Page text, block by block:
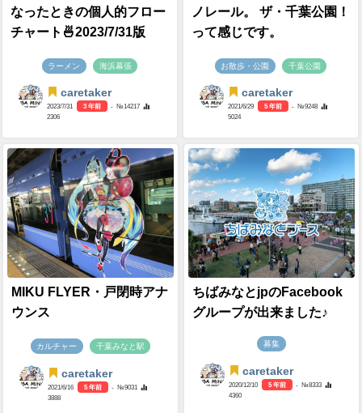
なったときの個人的フロー
チャート🍜2023/7/31版
ラーメン 海浜幕張
caretaker
2023/7/31 3 年前
- №14217
2306
ノレール。 ザ・千葉公園！
って感じです。
お散歩・公園 千葉公園
caretaker
2021/6/29 5 年前
- №9248
5024
MIKU FLYER・戸閉時アナ
ウンス
カルチャー 千葉みなと駅
caretaker
2021/6/16 5 年前
- №9031
3888
ちばみなとjpのFacebook
グループが出来ました♪
募集
caretaker
2020/12/10 5 年前
- №8333
4360